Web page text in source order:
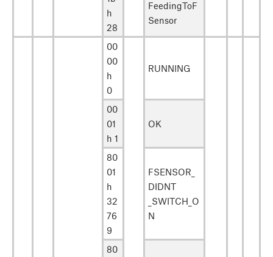
h
28
FeedingToF
Sensor
00
00
h
0
RUNNING
00
01
h 1
OK
80
01
h
32
76
9
FSENSOR_
DIDNT
_SWITCH_O
N
80